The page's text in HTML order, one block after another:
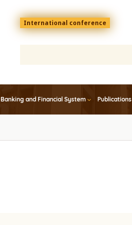
Menu
top
En
International conference
Banking and Financial System Publications